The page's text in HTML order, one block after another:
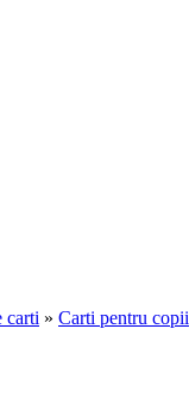
carti » Carti pentru copii